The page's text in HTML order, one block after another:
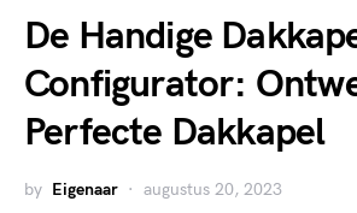
De Handige
Configurator:
Perfecte Dakkapel
by Eigenaar augustus 20, 2023